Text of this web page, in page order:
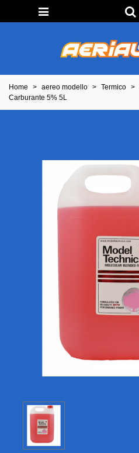
Home > aereo modello > Termico >
Carburante 5% 5L